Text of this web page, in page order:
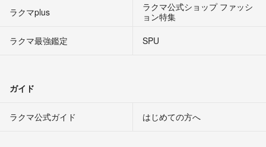
ラクマplus
ラクマ公式ショップ ファッシ
ョン特集
ラクマ最強鑑定
SPU
ガイド
ラクマ公式ガイド はじめての方へ